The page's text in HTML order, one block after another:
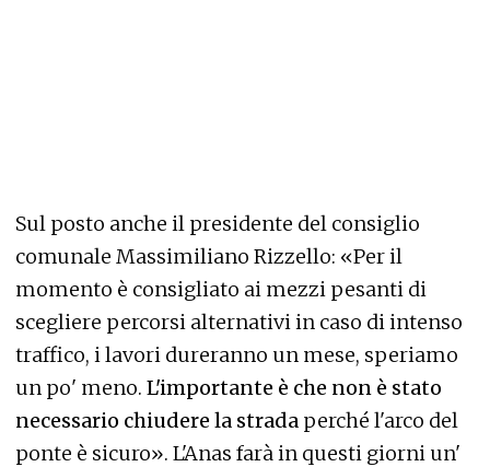
Sul posto anche il presidente del consiglio
comunale Massimiliano Rizzello: «Per il
momento è consigliato ai mezzi pesanti di
scegliere percorsi alternativi in caso di intenso
traffico, i lavori dureranno un mese, speriamo
un po' meno. L'importante è che non è stato
necessario chiudere la strada perché l'arco del
ponte è sicuro». L'Anas farà in questi giorni un'